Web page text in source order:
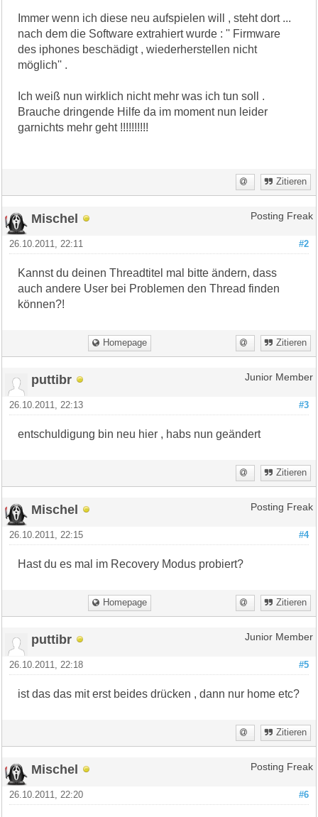
Immer wenn ich diese neu aufspielen will , steht dort ...
nach dem die Software extrahiert wurde : '' Firmware
des iphones beschädigt , wiederherstellen nicht
möglich'' .
Ich weiß nun wirklich nicht mehr was ich tun soll .
Brauche dringende Hilfe da im moment nun leider
garnichts mehr geht !!!!!!!!!!
Zitieren
Mischel Posting Freak
#2
26.10.2011, 22:11
Kannst du deinen Threadtitel mal bitte ändern, dass
auch andere User bei Problemen den Thread finden
können?!
Homepage Zitieren
puttibr Junior Member
#3
26.10.2011, 22:13
entschuldigung bin neu hier , habs nun geändert
Zitieren
Mischel Posting Freak
#4
26.10.2011, 22:15
Hast du es mal im Recovery Modus probiert?
Homepage Zitieren
puttibr Junior Member
#5
26.10.2011, 22:18
ist das das mit erst beides drücken , dann nur home etc?
Zitieren
Mischel Posting Freak
#6
26.10.2011, 22:20